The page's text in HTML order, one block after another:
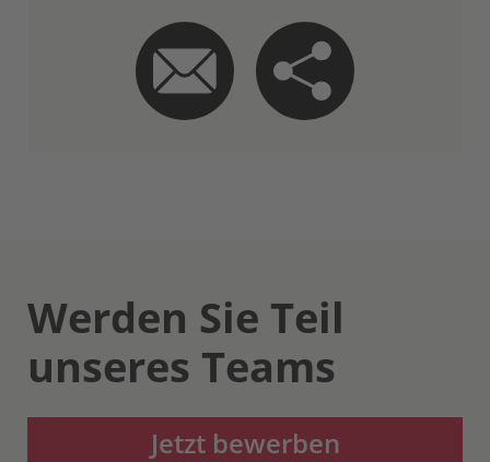
Werden Sie Teil
unseres Teams
Jetzt bewerben